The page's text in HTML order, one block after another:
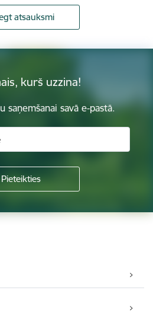
atsauksmi
kurš uzzina!
saņemšanai savā e-pastā.